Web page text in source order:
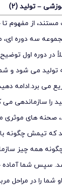
– تولید (2)
از مفهوم تا
سه دوره ای،
در دوره اول
تولید می شود و
می برد.ادامه
را سازماندهی
صحنه های موثری
تیمش چگونه با
همه چیز
سپس شما آماده
شما را در مراحل